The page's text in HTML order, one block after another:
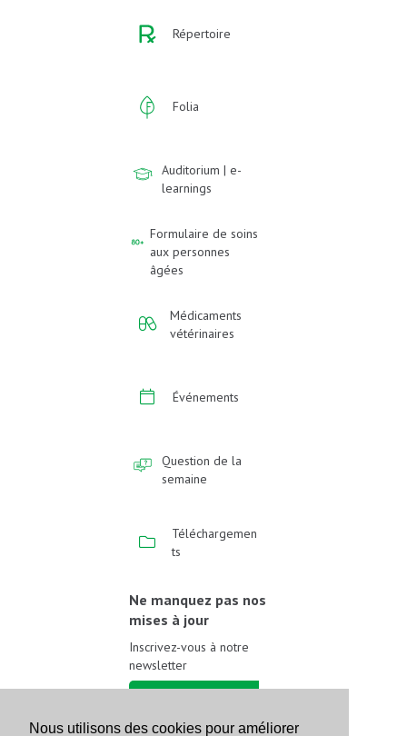
Nous utilisons des cookies pour améliorer
Répertoire
Folia
Auditorium | e-
learnings
Formulaire de soins
aux personnes
âgées
Médicaments
vétérinaires
Événements
Question de la
semaine
Téléchargemen
ts
Ne manquez pas nos
mises à jour
Inscrivez-vous à notre
newsletter